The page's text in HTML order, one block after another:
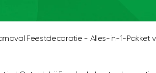
Feestdecoratie - Alles-in-1-Pakket